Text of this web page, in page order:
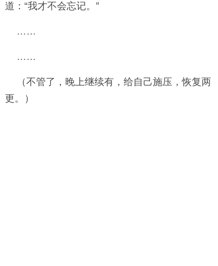
道：“我才不会忘记。”
……
……
（不管了，晚上继续有，给自己施压，恢复两
更。）